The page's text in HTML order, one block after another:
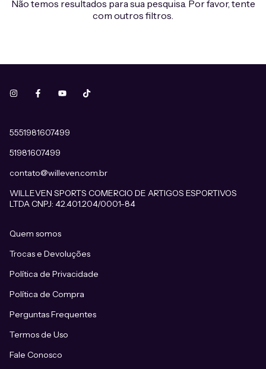
Não temos resultados para sua pesquisa. Por favor, tente
com outros filtros.
5551981607499
51981607499
contato@willeven.com.br
WILLEVEN SPORTS COMERCIO DE ARTIGOS ESPORTIVOS
LTDA CNPJ: 42.401.204/0001-84
Quem somos
Trocas e Devoluções
Política de Privacidade
Política de Compra
Perguntas Frequentes
Termos de Uso
Fale Conosco